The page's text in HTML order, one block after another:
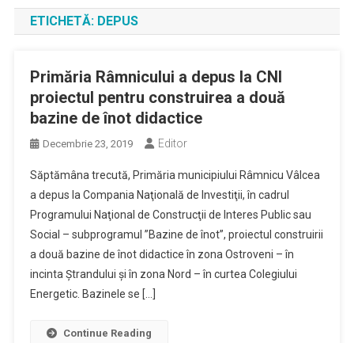
ETICHETĂ: DEPUS
Primăria Râmnicului a depus la CNI
proiectul pentru construirea a două
bazine de înot didactice
Decembrie 23, 2019 Editor
Săptămâna trecută, Primăria municipiului Râmnicu Vâlcea
a depus la Compania Naţională de Investiţii, în cadrul
Programului Naţional de Construcţii de Interes Public sau
Social – subprogramul ”Bazine de înot”, proiectul construirii
a două bazine de înot didactice în zona Ostroveni – în
incinta Ştrandului şi în zona Nord – în curtea Colegiului
Energetic. Bazinele se […]
Continue Reading